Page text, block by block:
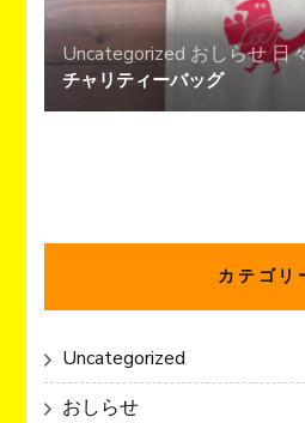
Uncategorized おしらせ 日
チャリティーバッグ
カテゴリ
Uncategorized
おしらせ